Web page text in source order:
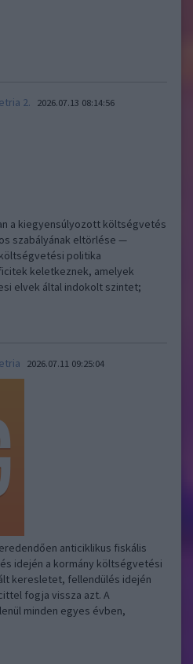
2. 2026.07.13 08:14:56
a kiegyensúlyozott költségvetés
szabályának eltörlése —
politika
keletkeznek, amelyek
elvek által indokolt szintet;
2026.07.11 09:25:04
anticiklikus fiskális
idején a kormány költségvetési
keresletet, fellendülés idején
fogja vissza azt. A
minden egyes évben,